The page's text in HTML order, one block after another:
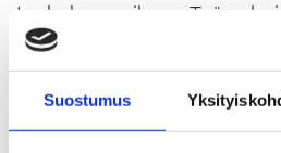
Suostumus
toukokuun aikana. Työ
2026.
Kaivuutöitä